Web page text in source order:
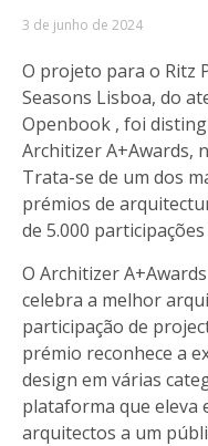
3 de junho de 2024
O projeto para o Ritz
Seasons Lisboa, do
Openbook , foi
Architizer A+Awards,
Trata-se de um dos
prémios de
de 5.000
O Architizer
celebra a melhor
participação de
prémio reconhece a
design em várias
plataforma que eleva
arquitectos a um